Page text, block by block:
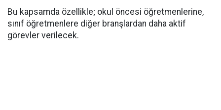
Bu kapsamda özellikle; okul öncesi öğretmenlerine,
sınıf öğretmenlere diğer branşlardan daha aktif
görevler verilecek.